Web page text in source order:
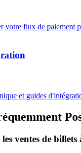
votre flux de paiement
et guides
ventes de